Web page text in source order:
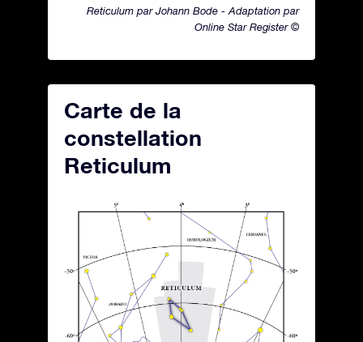
Reticulum par Johann Bode - Adaptation par
Online Star Register ©
Carte de la
constellation
Reticulum